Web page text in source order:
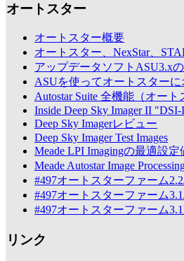
オートスター
オートスター概要
オートスター、NexStar、
アップデータソフトASU3.x
ASUを使ってオートスター
Autostar Suite 全機能（オート
Inside Deep Sky Imager II
Deep Sky Imagerレビュー
Deep Sky Imager Test Images
Meade LPI Imagingの最適設定
Meade Autostar Image
#497オートスターファーム
#497オートスターファーム
#497オートスターファーム
リンク